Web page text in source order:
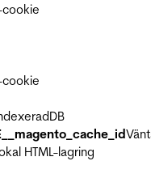
cookie
cookie
HTML-lagring